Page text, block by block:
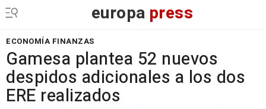
europa press
ECONOMÍA FINANZAS
Gamesa plantea 52 nuevos
despidos adicionales a los dos
ERE realizados